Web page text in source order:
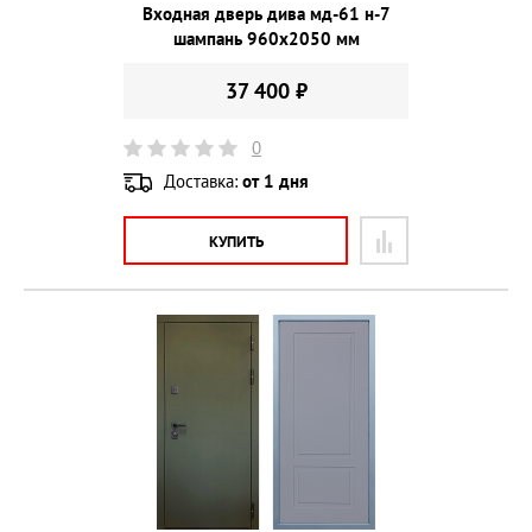
Входная дверь дива мд-61 н-7
шампань 960х2050 мм
37 400 ₽
0
Доставка: от 1 дня
КУПИТЬ